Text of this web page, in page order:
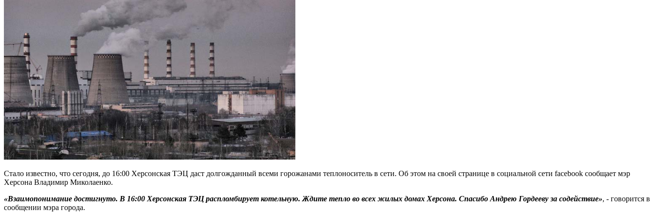
Стало известно, что сегодня, до 16:00 Херсонская ТЭЦ даст долгожданный всеми горожанами теплоноситель в сети. Об этом на своей странице в социальной сети facebook сообщает мэр
Херсона Владимир Миколаенко.
«Взаимопонимание достигнуто. В 16:00 Херсонская ТЭЦ распломбирует котельную. Ждите тепло во всех жилых домах Херсона. Спасибо Андрею Гордееву за содействие», - говорится в
сообщении мэра города.